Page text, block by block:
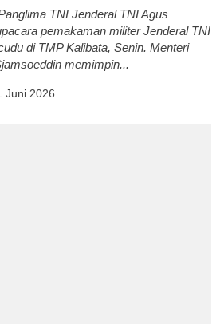
TNI Jenderal TNI Agus
pemakaman militer Jenderal TNI
di TMP Kalibata, Senin. Menteri
memimpin...
Juni 2026